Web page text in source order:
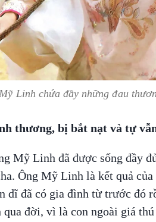
Linh chứa đầy những đau
thương, bị bắt nạt và tự
Mỹ Linh đã được sống đầy
Ông Mỹ Linh là kết quả
dĩ đã có gia đình từ trước đó
đời, vì là con ngoài giá